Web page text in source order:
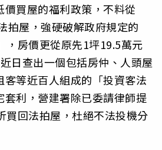
買屋的福利政策，不料從
拍屋，強硬破解政府規定的
，房價更從原先1坪19.5萬元
日查出一個包括房仲、人頭屋
等近百人組成的「投資客法
套利，營建署除已委請律師提
買回法拍屋，杜絕不法投機分